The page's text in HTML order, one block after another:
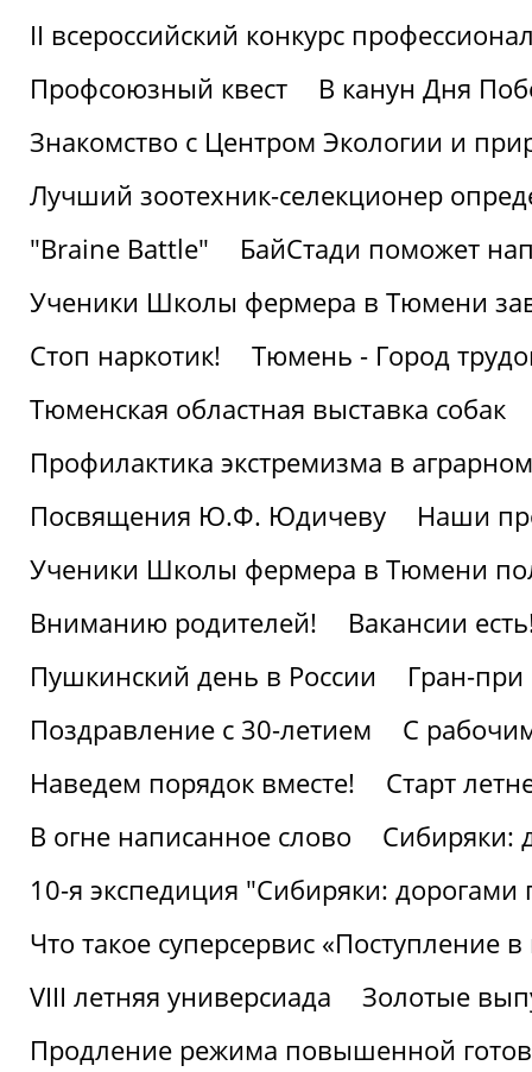
II всероссийский конкурс
Профсоюзный квест
В канун Дня
Знакомство с Центром Экологии и
Лучший зоотехник-селекционер
"Braine Battle"
БайСтади поможет
Ученики Школы фермера в Тюмени
Стоп наркотик!
Тюмень - Город
Тюменская областная выставка собак
Профилактика экстремизма в аграрном
Посвящения Ю.Ф. Юдичеву
Наши
Ученики Школы фермера в Тюмени
Вниманию родителей!
Вакансии
Пушкинский день в России
Гран-
Поздравление с 30-летием
С
Наведем порядок вместе!
Старт
В огне написанное слово
Сибиряки:
10-я экспедиция "Сибиряки: дорогами
Что такое суперсервис «Поступление
VIII летняя универсиада
Золотые
Продление режима повышенной